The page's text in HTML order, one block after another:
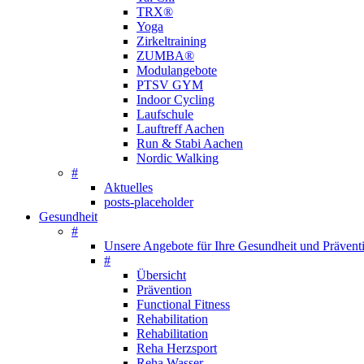
TRX®
Yoga
Zirkeltraining
ZUMBA®
Modulangebote
PTSV GYM
Indoor Cycling
Laufschule
Lauftreff Aachen
Run & Stabi Aachen
Nordic Walking
#
Aktuelles
posts-placeholder
Gesundheit
#
Unsere Angebote für Ihre Gesundheit und
#
Übersicht
Prävention
Functional Fitness
Rehabilitation
Rehabilitation
Reha Herzsport